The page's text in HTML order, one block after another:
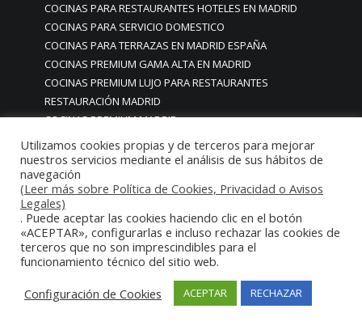
COCINAS PARA RESTAURANTES HOTELES EN MADRID
COCINAS PARA SERVICIO DOMESTICO
COCINAS PARA TERRAZAS EN MADRID ESPAÑA
COCINAS PREMIUM GAMA ALTA EN MADRID
COCINAS PREMIUM LUJO PARA RESTAURANTES
RESTAURACIÓN MADRID
COCINAS PREMIUM MADRID
COCINAS PREMIUM PROFESIONALES MADRID
COCINAS PROFESIONALES
COCINAS PROFESIONALES • MOBILIARIO • ENCIMERAS •
REVESTIMIENTOS • ESTRUCTURAS • ELEMENTOS
DECORATIVOS ACERO INOXIDABLE
COCINAS PROFESIONALES A MEDIDA PERSONALIZADAS PARA
PARTICULARES
COCINAS PROFESIONALES ACERO INOXIDABLE
COCINAS PROFESIONALES HORECA
COCINAS PROFESIONALES HOSTELERÍA MADRID
Utilizamos cookies propias y de terceros para mejorar
nuestros servicios mediante el análisis de sus hábitos de
navegación
(Leer más sobre Política de Cookies, Privacidad o Avisos
Legales)
. Puede aceptar las cookies haciendo clic en el botón
«ACEPTAR», configurarlas e incluso rechazar las cookies de
terceros que no son imprescindibles para el
funcionamiento técnico del sitio web.
Configuración de Cookies
ACEPTAR RECHAZAR